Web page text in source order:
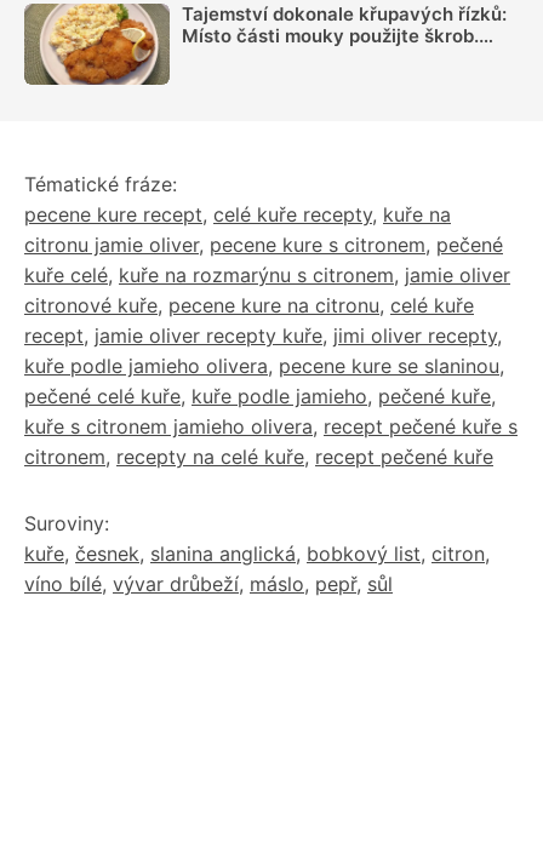
Tajemství dokonale křupavých řízků:
Místo části mouky použijte škrob.
Tématické fráze:
pecene kure recept, celé kuře recepty, kuře na
citronu jamie oliver, pecene kure s citronem, pečené
kuře celé, kuře na rozmarýnu s citronem, jamie oliver
citronové kuře, pecene kure na citronu, celé kuře
recept, jamie oliver recepty kuře, jimi oliver recepty,
kuře podle jamieho olivera, pecene kure se slaninou,
pečené celé kuře, kuře podle jamieho, pečené kuře,
kuře s citronem jamieho olivera, recept pečené kuře s
citronem, recepty na celé kuře, recept pečené kuře
Suroviny:
kuře, česnek, slanina anglická, bobkový list, citron,
víno bílé, vývar drůbeží, máslo, pepř, sůl